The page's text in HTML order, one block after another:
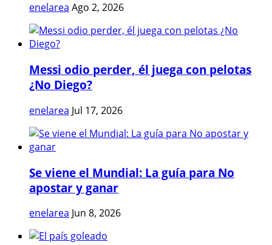
enelarea Ago 2, 2026
Messi odio perder, él juega con pelotas
¿No Diego?
enelarea Jul 17, 2026
Se viene el Mundial: La guía para No
apostar y ganar
enelarea Jun 8, 2026